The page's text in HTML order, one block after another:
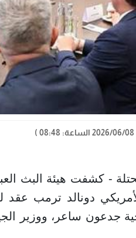
- كشفت هيئة البث
دونالد ترمب عقد
جدعون ساعر،